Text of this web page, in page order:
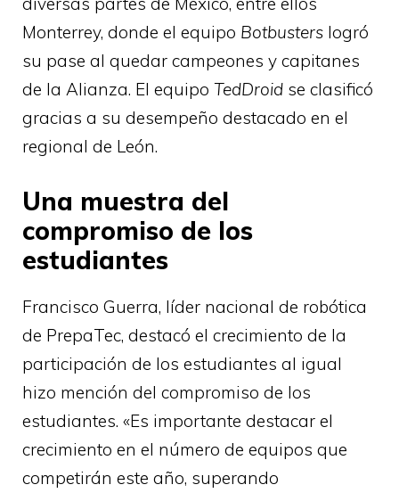
Monterrey, donde el equipo Botbusters logró
su pase al quedar campeones y capitanes
de la Alianza. El equipo TedDroid se clasificó
gracias a su desempeño destacado en el
regional de León.
Una muestra del
compromiso de los
estudiantes
Francisco Guerra, líder nacional de robótica
de PrepaTec, destacó el crecimiento de la
participación de los estudiantes al igual
hizo mención del compromiso de los
estudiantes. «Es importante destacar el
crecimiento en el número de equipos que
competirán este año, superando